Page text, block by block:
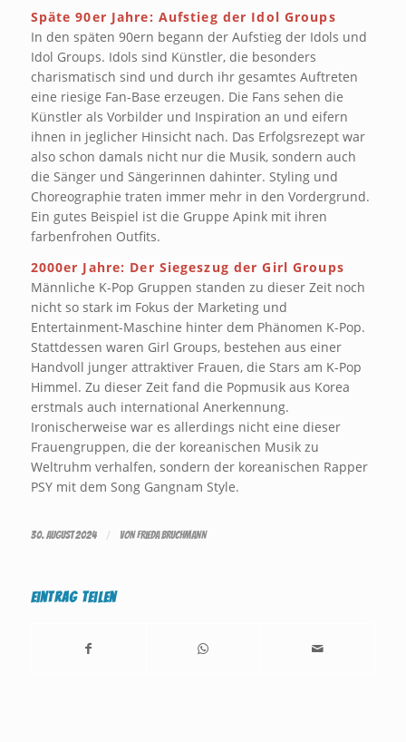
Späte 90er Jahre: Aufstieg der Idol Groups
In den späten 90ern begann der Aufstieg der Idols und
Idol Groups. Idols sind Künstler, die besonders
charismatisch sind und durch ihr gesamtes Auftreten
eine riesige Fan-Base erzeugen. Die Fans sehen die
Künstler als Vorbilder und Inspiration an und eifern
ihnen in jeglicher Hinsicht nach. Das Erfolgsrezept war
also schon damals nicht nur die Musik, sondern auch
die Sänger und Sängerinnen dahinter. Styling und
Choreographie traten immer mehr in den Vordergrund.
Ein gutes Beispiel ist die Gruppe Apink mit ihren
farbenfrohen Outfits.
2000er Jahre: Der Siegeszug der Girl Groups
Männliche K-Pop Gruppen standen zu dieser Zeit noch
nicht so stark im Fokus der Marketing und
Entertainment-Maschine hinter dem Phänomen K-Pop.
Stattdessen waren Girl Groups, bestehen aus einer
Handvoll junger attraktiver Frauen, die Stars am K-Pop
Himmel. Zu dieser Zeit fand die Popmusik aus Korea
erstmals auch international Anerkennung.
Ironischerweise war es allerdings nicht eine dieser
Frauengruppen, die der koreanischen Musik zu
Weltruhm verhalfen, sondern der koreanischen Rapper
PSY mit dem Song Gangnam Style.
30. AUGUST 2024 / VONFRIEDA BRUCHMANN
Eintrag teilen